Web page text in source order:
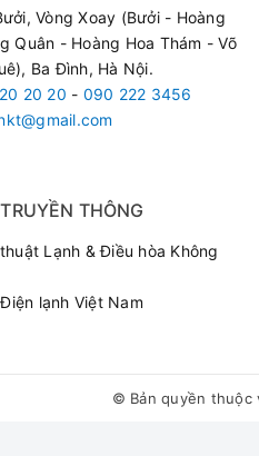
Vòng Xoay (Bưởi - Hoàng
Quân - Hoàng Hoa Thám - Võ
Ba Đình, Hà Nội.
20 20 - 090 222 3456
THÔNG
Lạnh & Điều hòa Không
lạnh Việt Nam
© Bản quyền thuộc